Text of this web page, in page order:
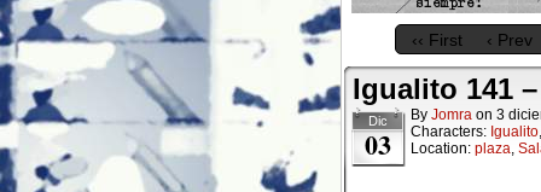
‹‹ First ‹ Prev
Igualito 141
Dic
03
By Jomra on 3
Characters: Igualito
Location: plaza,